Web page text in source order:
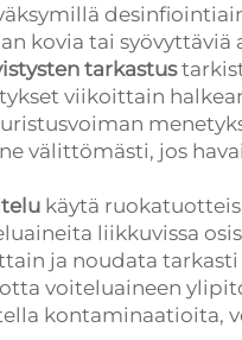
kovia tai syövyttäviä
tarkastus
viikoittain
välittömästi, jos
käytä
liikkuvissa
ja noudata
voiteluaineen
kontaminaatioita,